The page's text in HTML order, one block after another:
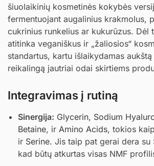
šiuolaikinių kosmetinės kokybės
fermentuojant augalinius krakmolus,
cukrinius runkelius ar kukurūzus. Dėl
atitinka veganiškus ir „žaliosios“
standartus, kartu išlaikydamas
reikalingą jautriai odai skirtiems
Integravimas į rutiną
Sinergija: Glycerin, Sodium
Betaine, ir Amino Acids, tokios kaip
ir Serine. Jis taip pat gerai dera su
kad būtų atkurtas visas NMF